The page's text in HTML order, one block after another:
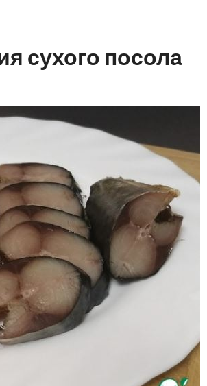
сухого посола